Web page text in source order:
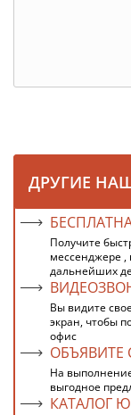
ДРУГИЕ
Получите
мессенджере ,
дальнейших
Вы видите
экран, чтобы
офис
ОБЪЯВИТЕ
На
выгодное
КАТАЛОГ